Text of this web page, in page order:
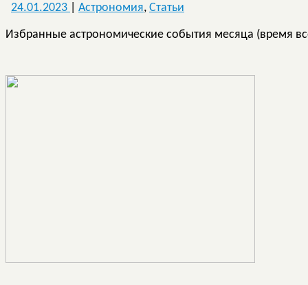
24.01.2023 Астрономия, Статьи
Избранные астрономические